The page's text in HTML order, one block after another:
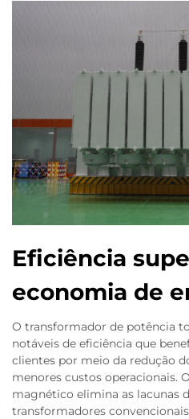
Eficiência
economia de
O transformador de potência
notáveis de eficiência que
clientes por meio da redução
menores custos operacionais.
magnético elimina as lacunas
transformadores